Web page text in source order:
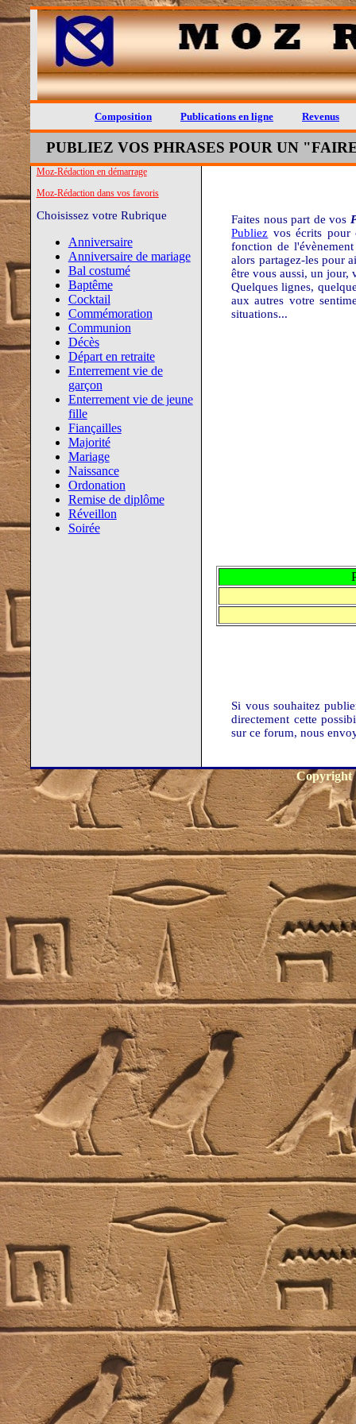
Composition Publications en ligne Revenus
PUBLIEZ VOS PHRASES POUR UN
Moz-Rédaction en démarrage
Moz-Rédaction dans vos favoris
Choisissez votre Rubrique
Anniversaire
Anniversaire de mariage
Bal costumé
Baptême
Cocktail
Commémoration
Communion
Décès
Départ en retraite
Enterrement vie de
garçon
Enterrement vie de jeune
fille
Fiançailles
Majorité
Mariage
Naissance
Ordonation
Remise de diplôme
Réveillon
Soirée
Faites nous part de vos
Publiez vos écrits pour
fonction de
alors partagez-les pour
être vous aussi, un jour,
Quelques lignes,
aux autres votre
situations...
Si vous souhaitez
directement cette
sur ce forum, nous
Copyright